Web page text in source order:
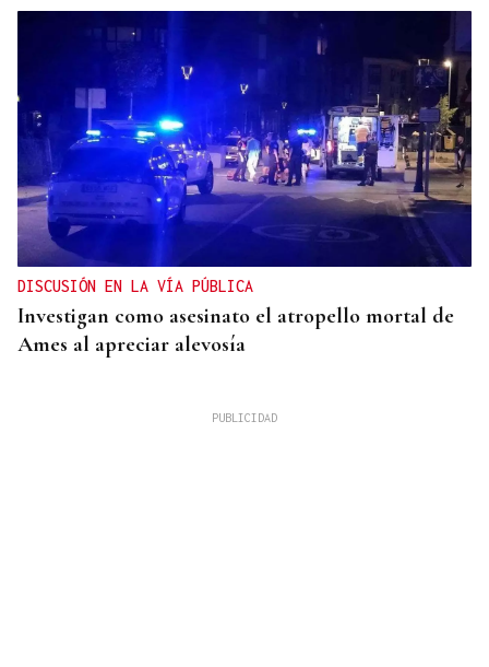
DISCUSIÓN EN LA VÍA PÚBLICA
Investigan como asesinato el atropello mortal de
Ames al apreciar alevosía